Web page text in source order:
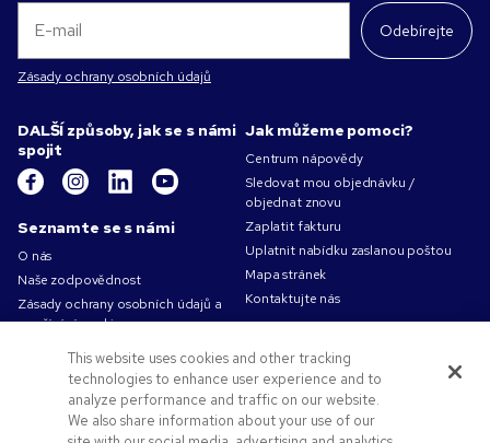
Odebírejte
Zásady ochrany osobních údajů
DALŠÍ způsoby, jak se s námi
spojit
Seznamte se s námi
O nás
Naše zodpovědnost
Zásady ochrany osobních údajů a
používání cookies
Podmínky použití
Obchodní podmínky
Volná pracovní místa v Pens.com
Nabídky a zdroje
Jak můžeme pomoci?
Centrum nápovědy
Sledovat mou objednávku /
objednat znovu
Zaplatit fakturu
Uplatnit nabídku zaslanou poštou
Mapa stránek
Kontaktujte nás
This website uses cookies and other tracking
technologies to enhance user experience and to
analyze performance and traffic on our website.
We also share information about your use of our